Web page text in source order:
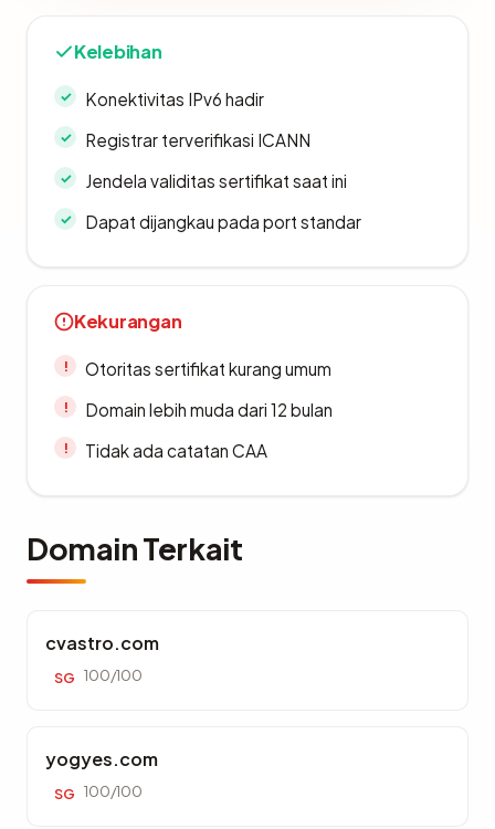
Kelebihan
Konektivitas IPv6 hadir
Registrar terverifikasi ICANN
Jendela validitas sertifikat saat ini
Dapat dijangkau pada port standar
Kekurangan
Otoritas sertifikat kurang umum
Domain lebih muda dari 12 bulan
Tidak ada catatan CAA
Domain Terkait
cvastro.com
SG 100/100
yogyes.com
SG 100/100